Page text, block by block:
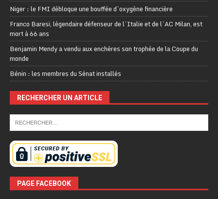
Niger : le FMI débloque une bouffée d’oxygène financière
Franco Baresi, légendaire défenseur de l’Italie et de l’AC Milan, est
mort à 66 ans
Benjamin Mendy a vendu aux enchères son trophée de la Coupe du
monde
Bénin : les membres du Sénat installés
RECHERCHER UN ARTICLE
PAGE FACEBOOK